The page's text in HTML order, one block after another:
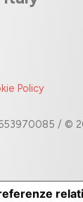
Policy
/ ©